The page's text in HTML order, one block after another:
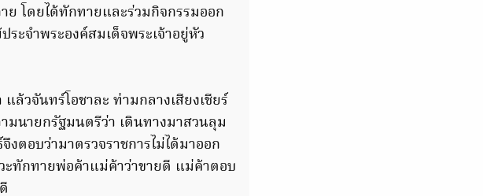
โดยได้ทักทายและร่วมกิจกรรมออก
ะจำพระองค์สมเด็จพระเจ้าอยู่หัว
วจันทร์โอชาละ ท่ามกลางเสียงเชียร์
มนายกรัฐมนตรีว่า เดินทางมาสวนลุม
ตอบว่ามาตรวจราชการไม่ได้มาออก
ทักทายพ่อค้าแม่ค้าว่าขายดี แม่ค้าตอบ